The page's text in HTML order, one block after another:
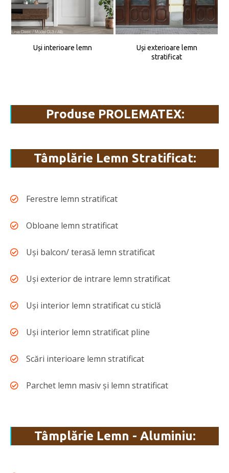
Uși interioare lemn
Uși exterioare lemn
stratificat
Produse PROLEMATEX:
Tâmplărie Lemn Stratificat:
Ferestre lemn stratificat
Obloane lemn stratificat
Uși balcon/ terasă lemn stratificat
Uși exterior de intrare lemn stratificat
Uși interior lemn stratificat cu sticlă
Uși interior lemn stratificat pline
Scări interioare lemn stratificat
Parchet lemn masiv și lemn stratificat
Tâmplărie Lemn - Aluminiu: